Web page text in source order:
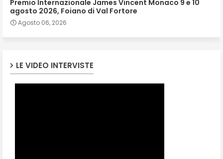
Premio Internazionale James Vincent Monaco 9 e 10
agosto 2026, Foiano di Val Fortore
Agosto 06, 2026
LE VIDEO INTERVISTE